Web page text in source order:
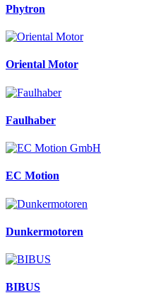
Phytron
Oriental Motor
Faulhaber
EC Motion
Dunkermotoren
BIBUS